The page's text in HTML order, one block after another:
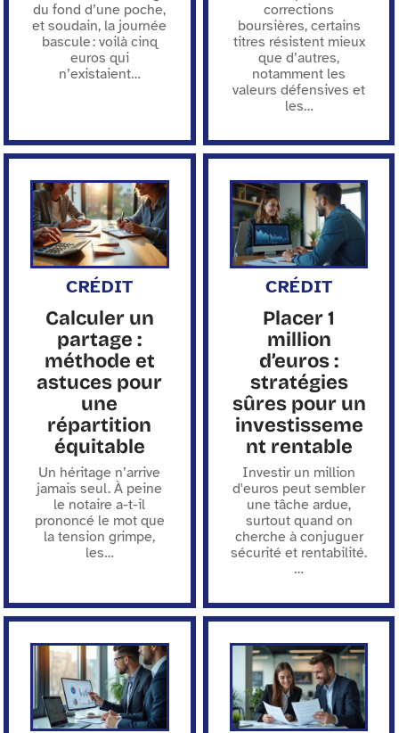
du fond d’une poche,
et soudain, la journée
bascule : voilà cinq
euros qui
n’existaient…
corrections
boursières, certains
titres résistent mieux
que d’autres,
notamment les
valeurs défensives et
les…
CRÉDIT
Calculer un
partage :
méthode et
astuces pour
une
répartition
équitable
Un héritage n’arrive
jamais seul. À peine
le notaire a-t-il
prononcé le mot que
la tension grimpe,
les…
CRÉDIT
Placer 1
million
d’euros :
stratégies
sûres pour un
investisseme
nt rentable
Investir un million
d'euros peut sembler
une tâche ardue,
surtout quand on
cherche à conjuguer
sécurité et rentabilité.
…